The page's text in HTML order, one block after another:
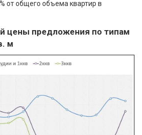
от общего объема квартир в
цены предложения по типам
м